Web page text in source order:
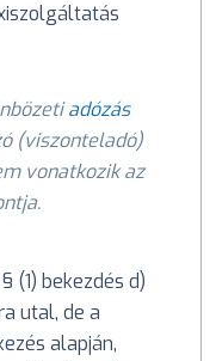
adózás
(viszonteladó)
vonatkozik az
(1) bekezdés d)
utal, de a
alapján,